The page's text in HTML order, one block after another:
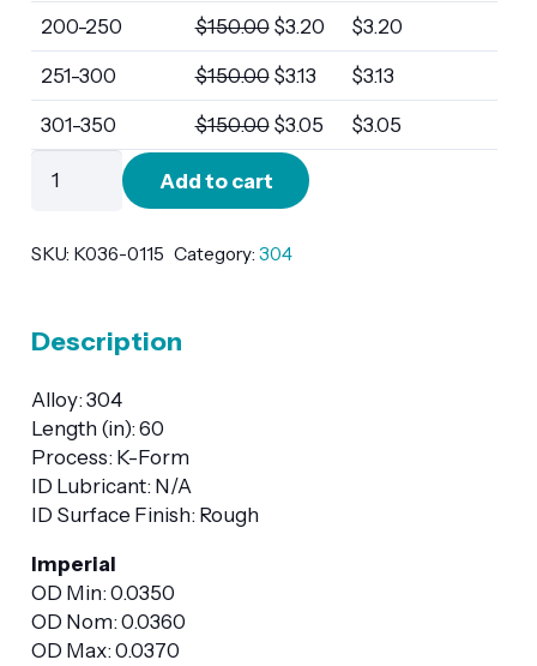
200-250 $150.00 $3.20 $3.20
251-300 $150.00 $3.13 $3.13
301-350 $150.00 $3.05 $3.05
0115
Add to cart
SKU: K036-0115 Category: 304
Description
Alloy: 304
Length (in): 60
Process: K-Form
ID Lubricant: N/A
ID Surface Finish: Rough
Imperial
OD Min: 0.0350
OD Nom: 0.0360
OD Max: 0.0370